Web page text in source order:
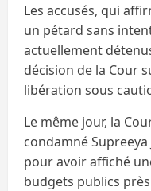
Les accusés, qui
un pétard sans
actuellement
décision de la Cour
libération sous
Le même jour, la
condamné
pour avoir affiché
budgets publics